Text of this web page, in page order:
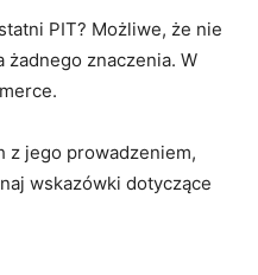
PIT? Możliwe, że nie
żadnego znaczenia. W
z jego prowadzeniem,
wskazówki dotyczące